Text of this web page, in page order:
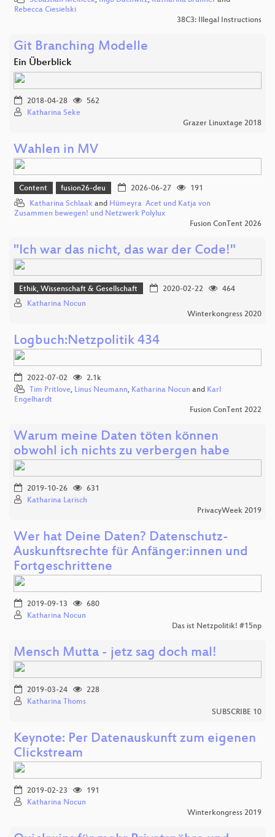
Rebecca Ciesielski
38C3: Illegal Instructions
Git Branching Modelle
Ein Überblick
2018-04-28
562
Katharina Seke
Grazer Linuxtage 2018
Wahlen in MV
Content fusion26-deu 2026-06-27
191
Katharina Schlaak and Hümeyra Acet und Katja von
Zusammen bewegen! und Netzwerk Polylux
Fusion ConTent 2026
"Ich war das nicht, das war der Code!"
Ethik, Wissenschaft & Gesellschaft 2020-02-22
464
Katharina Nocun
Winterkongress 2020
Logbuch:Netzpolitik 434
2022-07-02
2.1k
Tim Pritlove, Linus Neumann, Katharina Nocun and Karl
Engelhardt
Fusion ConTent 2022
Warum meine Daten töten können
obwohl ich nichts zu verbergen habe
2019-10-26
631
Katharina Larisch
PrivacyWeek 2019
Wer hat Deine Daten? Datenschutz-
Auskunftsrechte für Anfänger:innen und
Fortgeschrittene
2019-09-13
680
Katharina Nocun
Das ist Netzpolitik! #15np
Mensch Mutta - jetz sag doch mal!
2019-03-24
228
Katharina Thoms
SUBSCRIBE 10
Keynote: Per Datenauskunft zum eigenen
Clickstream
2019-02-23
191
Katharina Nocun
Winterkongress 2019